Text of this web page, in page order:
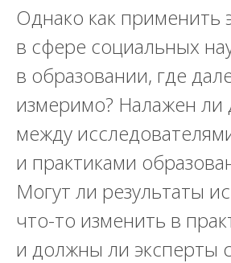
Однако как применить
в сфере социальных
в образовании, где
измеримо? Налажен ли
между
и практиками
Могут ли результаты
что-то изменить в
и должны ли эксперты